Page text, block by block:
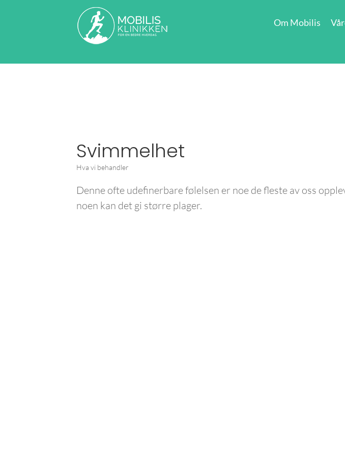
Om Mobilis
Svimmelhet
Hva vi behandler
Denne ofte udefinerbare følelsen er noe de fleste av oss
noen kan det gi større plager.